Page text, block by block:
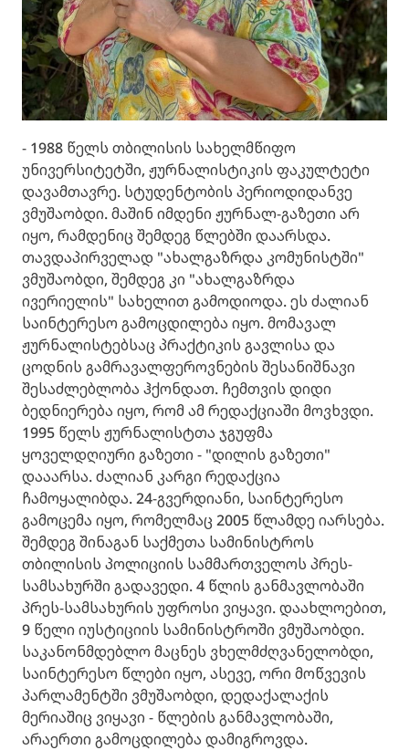
- 1988 წელს თბილისის სახელმწიფო
უნივერსიტეტში, ჟურნალისტიკის ფაკულტეტი
დავამთავრე. სტუდენტობის პერიოდიდანვე
ვმუშაობდი. მაშინ იმდენი ჟურნალ-გაზეთი არ
იყო, რამდენიც შემდეგ წლებში დაარსდა.
თავდაპირველად "ახალგაზრდა კომუნისტში"
ვმუშაობდი, შემდეგ კი "ახალგაზრდა
ივერიელის" სახელით გამოდიოდა. ეს ძალიან
საინტერესო გამოცდილება იყო. მომავალ
ჟურნალისტებსაც პრაქტიკის გავლისა და
ცოდნის გამრავალფეროვნების შესანიშნავი
შესაძლებლობა ჰქონდათ. ჩემთვის დიდი
ბედნიერება იყო, რომ ამ რედაქციაში მოვხვდი.
1995 წელს ჟურნალისტთა ჯგუფმა
ყოველდღიური გაზეთი - "დილის გაზეთი"
დააარსა. ძალიან კარგი რედაქცია
ჩამოყალიბდა. 24-გვერდიანი, საინტერესო
გამოცემა იყო, რომელმაც 2005 წლამდე იარსება.
შემდეგ შინაგან საქმეთა სამინისტროს
თბილისის პოლიციის სამმართველოს პრეს-
სამსახურში გადავედი. 4 წლის განმავლობაში
პრეს-სამსახურის უფროსი ვიყავი. დაახლოებით,
9 წელი იუსტიციის სამინისტროში ვმუშაობდი.
საკანონმდებლო მაცნეს ვხელმძღვანელობდი,
საინტერესო წლები იყო, ასევე, ორი მოწვევის
პარლამენტში ვმუშაობდი, დედაქალაქის
მერიაშიც ვიყავი - წლების განმავლობაში,
არაერთი გამოცდილება დამიგროვდა.